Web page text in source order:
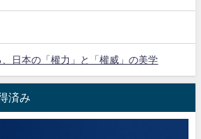
日本の「權力」と「權威」の美学
済み